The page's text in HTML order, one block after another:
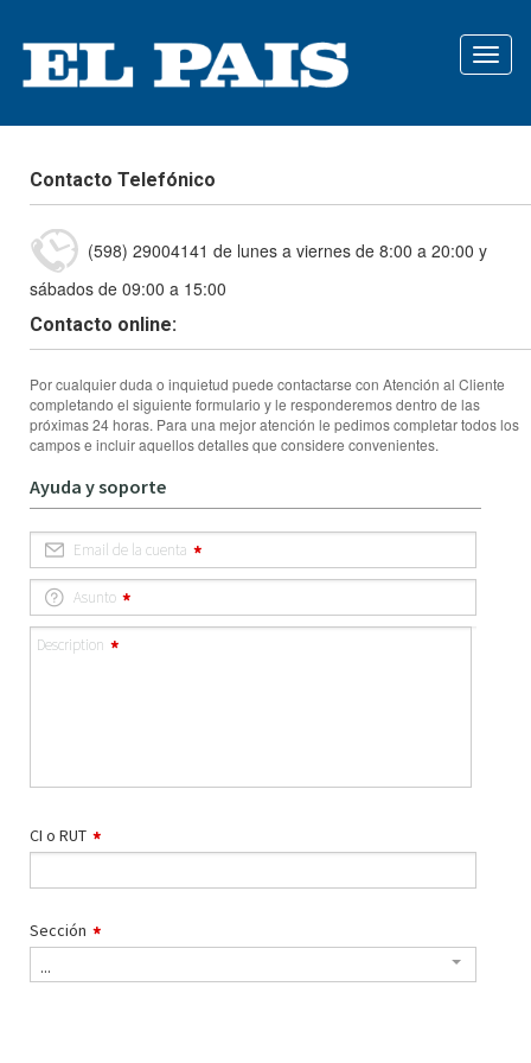
Contacto Telefónico
(598) 29004141 de lunes a viernes de 8:00 a 20:00 y
sábados de 09:00 a 15:00
Contacto online:
Por cualquier duda o inquietud puede contactarse con Atención al Cliente
completando el siguiente formulario y le responderemos dentro de las
próximas 24 horas. Para una mejor atención le pedimos completar todos los
campos e incluir aquellos detalles que considere convenientes.